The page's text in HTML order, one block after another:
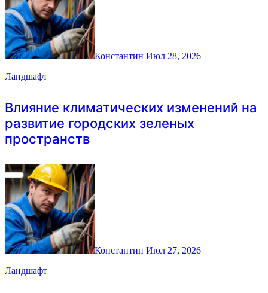
Константин Июл 28, 2026
Ландшафт
Влияние климатических изменений на
развитие городских зеленых
пространств
Константин Июл 27, 2026
Ландшафт